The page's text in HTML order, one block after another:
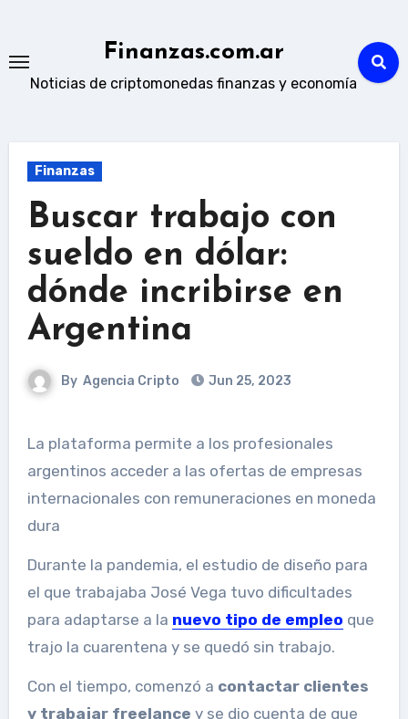
content
Finanzas.com.ar
Noticias de criptomonedas finanzas y economía
Finanzas
Buscar trabajo con
sueldo en dólar:
dónde incribirse en
Argentina
By Agencia Cripto Jun 25, 2023
La plataforma permite a los profesionales
argentinos acceder a las ofertas de empresas
internacionales con remuneraciones en moneda
dura
Durante la pandemia, el estudio de diseño para
el que trabajaba José Vega tuvo dificultades
para adaptarse a la nuevo tipo de empleo que
trajo la cuarentena y se quedó sin trabajo.
Con el tiempo, comenzó a contactar clientes
y trabajar freelance y se dio cuenta de que